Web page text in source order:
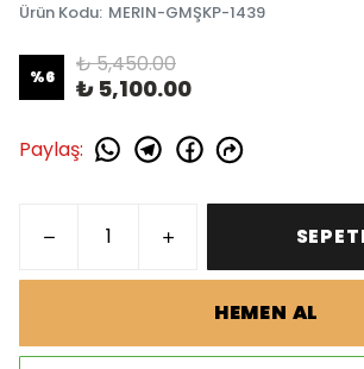
Ürün Kodu: MERIN-GMŞKP-1439
%6 ₺ 5,450.00
₺ 5,100.00
Paylaş:
HEMEN AL